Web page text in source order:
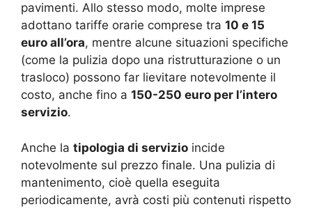
pavimenti. Allo stesso modo, molte imprese
adottano tariffe orarie comprese tra 10 e 15
euro all’ora, mentre alcune situazioni specifiche
(come la pulizia dopo una ristrutturazione o un
trasloco) possono far lievitare notevolmente il
costo, anche fino a 150-250 euro per l’intero
servizio.
Anche la tipologia di servizio incide
notevolmente sul prezzo finale. Una pulizia di
mantenimento, cioè quella eseguita
periodicamente, avrà costi più contenuti rispetto